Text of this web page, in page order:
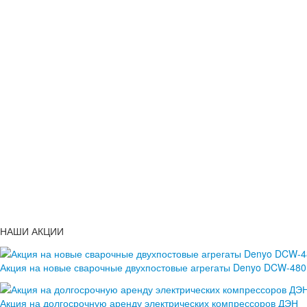
НАШИ АКЦИИ
Акция на новые сварочные двухпостовые агрегаты Denyo DCW-
Акция на долгосрочную аренду электрических компрессоров ДЭН